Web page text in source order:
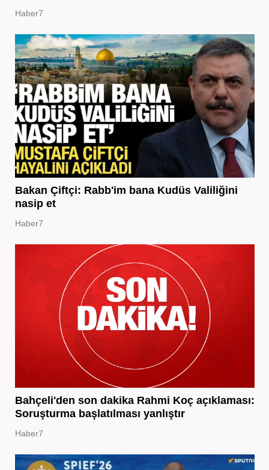
Haber7
Bakan Çiftçi: Rabb'im bana Kudüs Valiliğini
nasip et
Haber7
Bahçeli'den son dakika Rahmi Koç açıklaması:
Soruşturma başlatılması yanlıştır
Haber7